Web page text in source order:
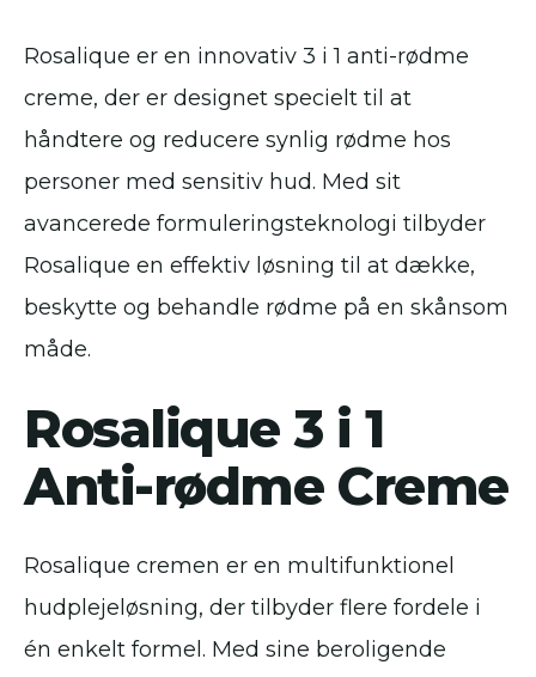
Rosalique er en innovativ 3 i 1 anti-rødme
creme, der er designet specielt til at
håndtere og reducere synlig rødme hos
personer med sensitiv hud. Med sit
avancerede formuleringsteknologi tilbyder
Rosalique en effektiv løsning til at dække,
beskytte og behandle rødme på en skånsom
måde.
Rosalique 3 i 1
Anti-rødme Creme
Rosalique cremen er en multifunktionel
hudplejeløsning, der tilbyder flere fordele i
én enkelt formel. Med sine beroligende